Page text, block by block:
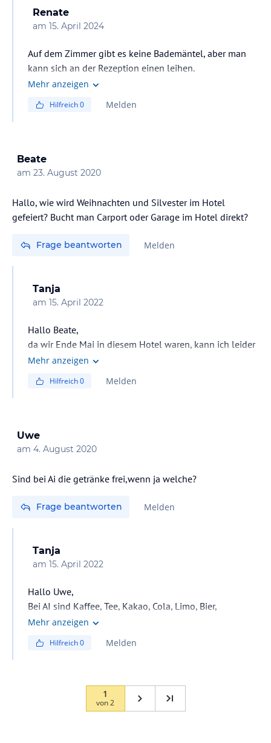
Renate
am 15. April 2024
Auf dem Zimmer gibt es keine Bademäntel, aber man
kann sich an der Rezeption einen leihen.
Mehr anzeigen
Hilfreich0 Melden
Beate
am 23. August 2020
Hallo, wie wird Weihnachten und Silvester im Hotel
gefeiert? Bucht man Carport oder Garage im Hotel direkt?
Frage beantworten Melden
Tanja
am 15. April 2022
Hallo Beate,
da wir Ende Mai in diesem Hotel waren, kann ich leider
nicht beantworten wie Weihnachten und Silvester in
negativen Erfahrung mit unserem Hund werden dieses
LG Tanja
Mehr anzeigen
Hilfreich0 Melden
Uwe
am 4. August 2020
Sind bei Ai die getränke frei,wenn ja welche?
Frage beantworten Melden
Tanja
am 15. April 2022
Hallo Uwe,
Bei AI sind Kaffee, Tee, Kakao, Cola, Limo, Bier,
Weißwein, Rotwein und Rosé inklusive.
Mehr anzeigen
Hilfreich0 Melden
1
von2